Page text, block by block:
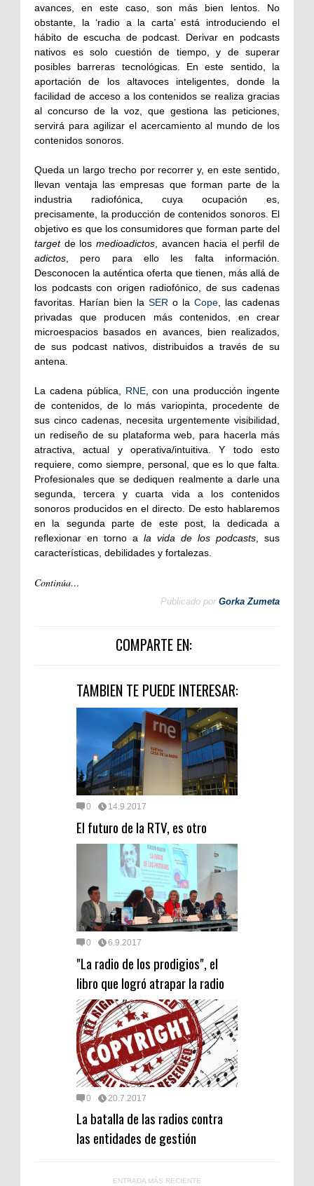
avances, en este caso, son más bien lentos. No
obstante, la ‘radio a la carta’ está introduciendo el
hábito de escucha de podcast. Derivar en podcasts
nativos es solo cuestión de tiempo, y de superar
posibles barreras tecnológicas. En este sentido, la
aportación de los altavoces inteligentes, donde la
facilidad de acceso a los contenidos se realiza gracias
al concurso de la voz, que gestiona las peticiones,
servirá para agilizar el acercamiento al mundo de los
contenidos sonoros.
Queda un largo trecho por recorrer y, en este sentido,
llevan ventaja las empresas que forman parte de la
industria radiofónica, cuya ocupación es,
precisamente, la producción de contenidos sonoros. El
objetivo es que los consumidores que forman parte del
targetde los medioadictos, avancen hacia el perfil de
adictos, pero para ello les falta información.
Desconocen la auténtica oferta que tienen, más allá de
los podcasts con origen radiofónico, de sus cadenas
favoritas. Harían bien la SER o la Cope, las cadenas
privadas que producen más contenidos, en crear
microespacios basados en avances, bien realizados,
de sus podcast nativos, distribuidos a través de su
antena.
La cadena pública, RNE, con una producción ingente
de contenidos, de lo más variopinta, procedente de
sus cinco cadenas, necesita urgentemente visibilidad,
un rediseño de su plataforma web, para hacerla más
atractiva, actual y operativa/intuitiva. Y todo esto
requiere, como siempre, personal, que es lo que falta.
Profesionales que se dediquen realmente a darle una
segunda, tercera y cuarta vida a los contenidos
sonoros producidos en el directo. De esto hablaremos
en la segunda parte de este post, la dedicada a
reflexionar en torno a la vida de los podcasts, sus
características, debilidades y fortalezas.
Continúa…
Publicado por Gorka Zumeta
COMPARTE EN:
TAMBIEN TE PUEDE INTERESAR:
0 14.9.2017
El futuro de la RTV, es otro
0 6.9.2017
"La radio de los prodigios", el
libro que logró atrapar la radio
0 20.7.2017
La batalla de las radios contra
las entidades de gestión
ENTRADA MÁS RECIENTE